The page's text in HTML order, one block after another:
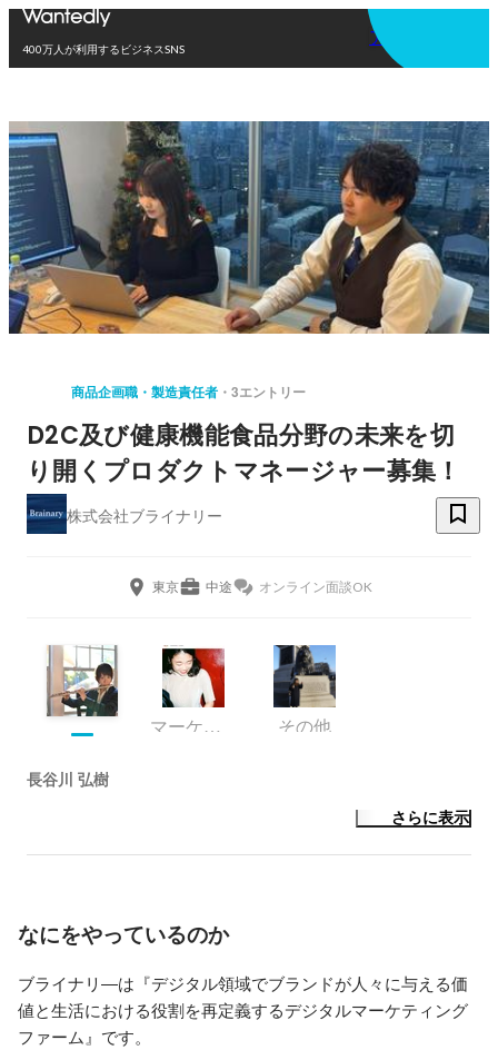
400万人が利用するビジネスSNS
アプリを使う
商品企画職・製造責任者 3エントリー
D2C及び健康機能食品分野の未来を切
り開くプロダクトマネージャー募集！
株式会社ブライナリー
東京 中途 オンライン面談OK
マーケティング その他
長谷川 弘樹
さらに表示
なにをやっているのか
ブライナリ―は『デジタル領域でブランドが人々に与える価
値と生活における役割を再定義するデジタルマーケティング
ファーム』です。